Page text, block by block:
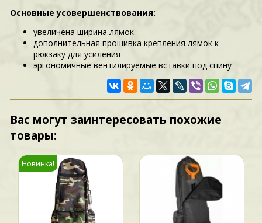
Основные усовершенствования:
увеличена ширина лямок
дополнительная прошивка крепления лямок к
рюкзаку для усиления
эргономичные вентилируемые вставки под спину
Вас могут заинтересовать похожие
товары:
Новинка!